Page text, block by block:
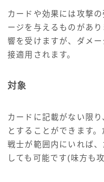
カードや効果には攻撃
ージを与えるものがあ
響を受けますが、ダメ
接適用されます。
対象
カードに記載がない限
とすることができます
戦士が範囲内にいれば
しても可能です(味方も